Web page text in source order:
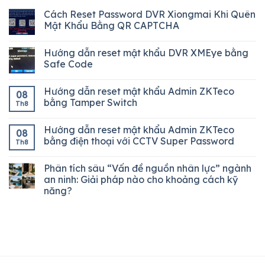
Cách Reset Password DVR Xiongmai Khi Quên
Mật Khẩu Bằng QR CAPTCHA
Hướng dẫn reset mật khẩu DVR XMEye bằng
Safe Code
08
Th8
Hướng dẫn reset mật khẩu Admin ZKTeco
bằng Tamper Switch
08
Th8
Hướng dẫn reset mật khẩu Admin ZKTeco
bằng điện thoại với CCTV Super Password
Phân tích sâu “Vấn đề nguồn nhân lực” ngành
an ninh: Giải pháp nào cho khoảng cách kỹ
năng?